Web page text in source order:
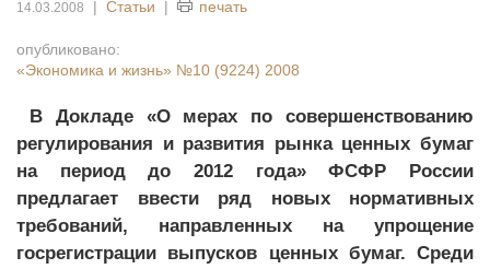
14.03.2008 | Статьи | печать
опубликовано:
«Экономика и жизнь» №10 (9224) 2008
В Докладе «О мерах по совершенствованию
регулирования и развития рынка ценных бумаг
на период до 2012 года» ФСФР России
предлагает ввести ряд новых нормативных
требований, направленных на упрощение
госрегистрации выпусков ценных бумаг. Среди